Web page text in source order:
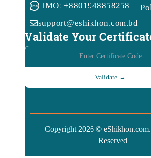
IMO: +8801948858258
support@eshikhon.com.bd
Validate Your
Copyright 2026 ©
Reserved